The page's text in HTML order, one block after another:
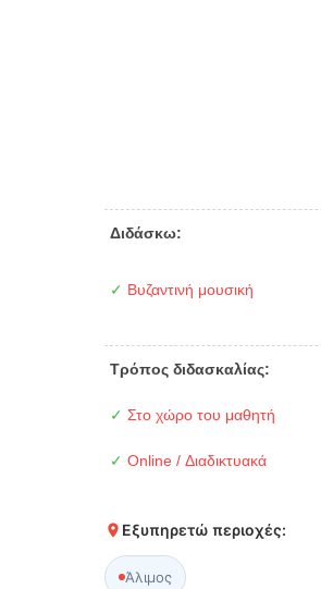
Διδάσκω:
✓ Βυζαντινή μουσική
Τρόπος διδασκαλίας:
✓ Στο χώρο του μαθητή
✓ Online / Διαδικτυακά
Εξυπηρετώ περιοχές:
Άλιμος